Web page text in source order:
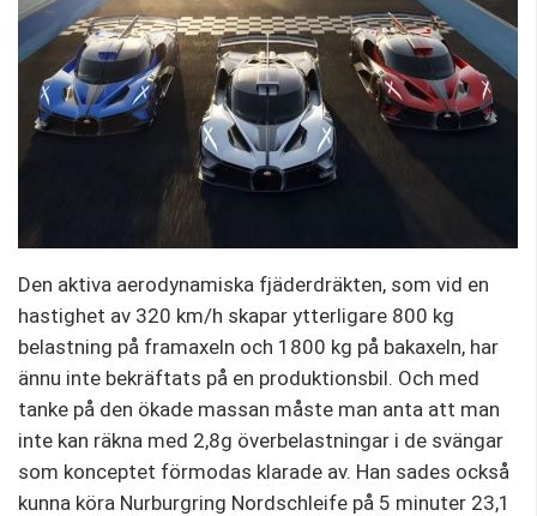
Den aktiva aerodynamiska fjäderdräkten, som vid en
hastighet av 320 km/h skapar ytterligare 800 kg
belastning på framaxeln och 1800 kg på bakaxeln, har
ännu inte bekräftats på en produktionsbil. Och med
tanke på den ökade massan måste man anta att man
inte kan räkna med 2,8g överbelastningar i de svängar
som konceptet förmodas klarade av. Han sades också
kunna köra Nurburgring Nordschleife på 5 minuter 23,1